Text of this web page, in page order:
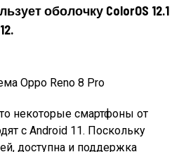
оболочку ColorOS 12.1
некоторые смартфоны от
с Android 11. Поскольку
доступна и поддержка